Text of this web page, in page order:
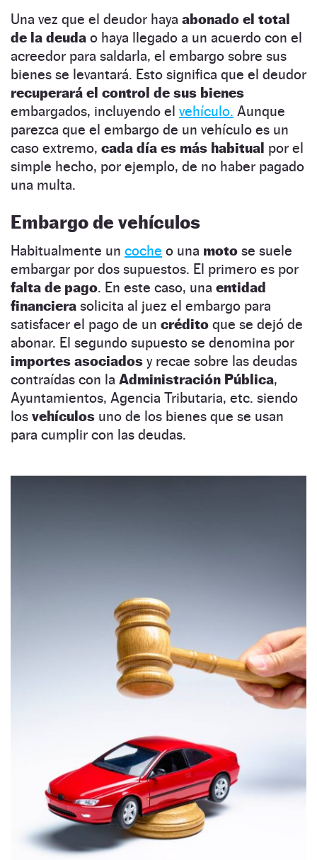
Una vez que el deudor haya abonado el total
de la deuda o haya llegado a un acuerdo con el
acreedor para saldarla, el embargo sobre sus
bienes se levantará. Esto significa que el deudor
recuperará el control de sus bienes
embargados, incluyendo el vehículo. Aunque
parezca que el embargo de un vehículo es un
caso extremo, cada día es más habitual por el
simple hecho, por ejemplo, de no haber pagado
una multa.
Embargo de vehículos
Habitualmente un coche o una moto se suele
embargar por dos supuestos. El primero es por
falta de pago. En este caso, una entidad
financiera solicita al juez el embargo para
satisfacer el pago de un crédito que se dejó de
abonar. El segundo supuesto se denomina por
importes asociados y recae sobre las deudas
contraídas con la Administración Pública,
Ayuntamientos, Agencia Tributaria, etc. siendo
los vehículos uno de los bienes que se usan
para cumplir con las deudas.